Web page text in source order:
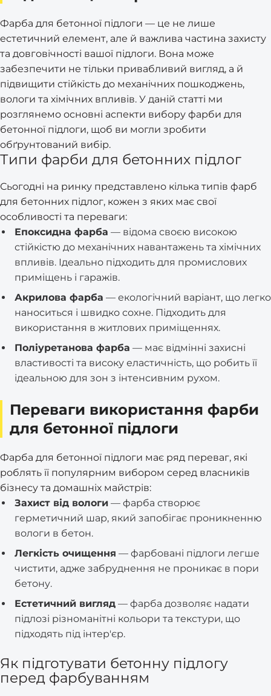
Фарба для бетонної підлоги — це не лише
естетичний елемент, але й важлива частина захисту
та довговічності вашої підлоги. Вона може
забезпечити не тільки привабливий вигляд, а й
підвищити стійкість до механічних пошкоджень,
вологи та хімічних впливів. У даній статті ми
розглянемо основні аспекти вибору фарби для
бетонної підлоги, щоб ви могли зробити
обґрунтований вибір.
Типи фарби для бетонних підлог
Сьогодні на ринку представлено кілька типів фарб
для бетонних підлог, кожен з яких має свої
особливості та переваги:
Епоксидна фарба — відома своєю високою
стійкістю до механічних навантажень та хімічних
впливів. Ідеально підходить для промислових
приміщень і гаражів.
Акрилова фарба — екологічний варіант, що легко
наноситься і швидко сохне. Підходить для
використання в житлових приміщеннях.
Поліуретанова фарба — має відмінні захисні
властивості та високу еластичність, що робить її
ідеальною для зон з інтенсивним рухом.
Переваги використання фарби
для бетонної підлоги
Фарба для бетонної підлоги має ряд переваг, які
роблять її популярним вибором серед власників
бізнесу та домашніх майстрів:
Захист від вологи — фарба створює
герметичний шар, який запобігає проникненню
вологи в бетон.
Легкість очищення — фарбовані підлоги легше
чистити, адже забруднення не проникає в пори
бетону.
Естетичний вигляд — фарба дозволяє надати
підлозі різноманітні кольори та текстури, що
підходять під інтер'єр.
Як підготувати бетонну підлогу
перед фарбуванням